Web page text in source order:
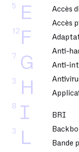
E
5
F
12
G
7
H
3
I
8
L
3
Accès
Accès
Anti-
Anti-
BRI
Bande